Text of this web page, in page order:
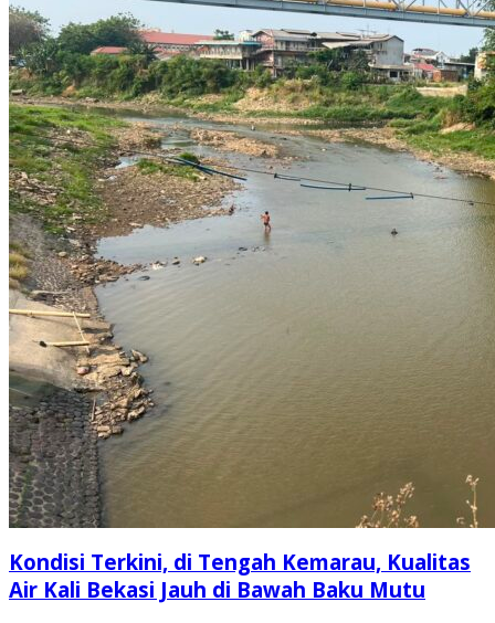
Kondisi Terkini, di Tengah Kemarau, Kualitas
Air Kali Bekasi Jauh di Bawah Baku Mutu